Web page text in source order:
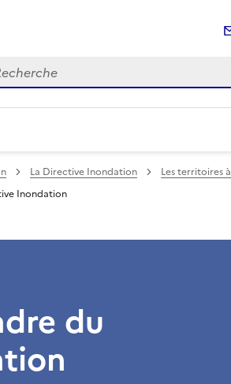
La Directive Inondation
Les territoires
Inondation
du